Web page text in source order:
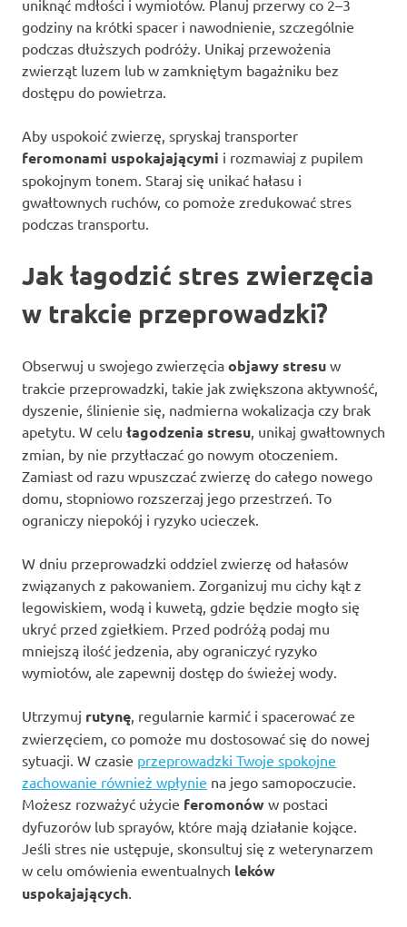
uniknąć mdłości i wymiotów. Planuj przerwy co 2–3
godziny na krótki spacer i nawodnienie, szczególnie
podczas dłuższych podróży. Unikaj przewożenia
zwierząt luzem lub w zamkniętym bagażniku bez
dostępu do powietrza.
Aby uspokoić zwierzę, spryskaj transporter
feromonami uspokajającymi i rozmawiaj z pupilem
spokojnym tonem. Staraj się unikać hałasu i
gwałtownych ruchów, co pomoże zredukować stres
podczas transportu.
Jak łagodzić stres zwierzęcia
w trakcie przeprowadzki?
Obserwuj u swojego zwierzęcia objawy stresu w
trakcie przeprowadzki, takie jak zwiększona aktywność,
dyszenie, ślinienie się, nadmierna wokalizacja czy brak
apetytu. W celu łagodzenia stresu , unikaj gwałtownych
zmian, by nie przytłaczać go nowym otoczeniem.
Zamiast od razu wpuszczać zwierzę do całego nowego
domu, stopniowo rozszerzaj jego przestrzeń. To
ograniczy niepokój i ryzyko ucieczek.
W dniu przeprowadzki oddziel zwierzę od hałasów
związanych z pakowaniem. Zorganizuj mu cichy kąt z
legowiskiem, wodą i kuwetą, gdzie będzie mogło się
ukryć przed zgiełkiem. Przed podróżą podaj mu
mniejszą ilość jedzenia, aby ograniczyć ryzyko
wymiotów, ale zapewnij dostęp do świeżej wody.
Utrzymuj rutynę , regularnie karmić i spacerować ze
zwierzęciem, co pomoże mu dostosować się do nowej
sytuacji. W czasie przeprowadzki Twoje spokojne
zachowanie również wpłynie na jego samopoczucie.
Możesz rozważyć użycie feromonów w postaci
dyfuzorów lub sprayów, które mają działanie kojące.
Jeśli stres nie ustępuje, skonsultuj się z weterynarzem
w celu omówienia ewentualnych leków
uspokajających